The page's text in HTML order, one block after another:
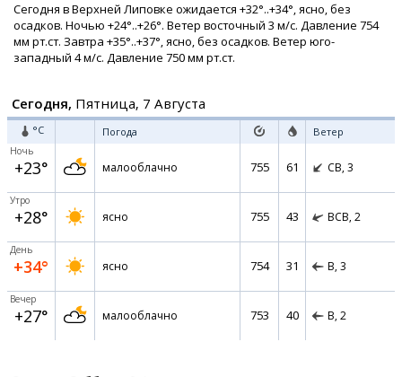
Сегодня в Верхней Липовке ожидается +32°..+34°, ясно, без
осадков. Ночью +24°..+26°. Ветер восточный 3 м/с. Давление 754
мм рт.ст. Завтра +35°..+37°, ясно, без осадков. Ветер юго-
западный 4 м/с. Давление 750 мм рт.ст.
Сегодня, Пятница, 7 Августа
°C Погода Ветер
Ночь
+23° малооблачно 755 61 СВ, 3
Утро
+28° ясно 755 43 ВСВ, 2
День
+34° ясно 754 31 В, 3
Вечер
+27° малооблачно 753 40 В, 2